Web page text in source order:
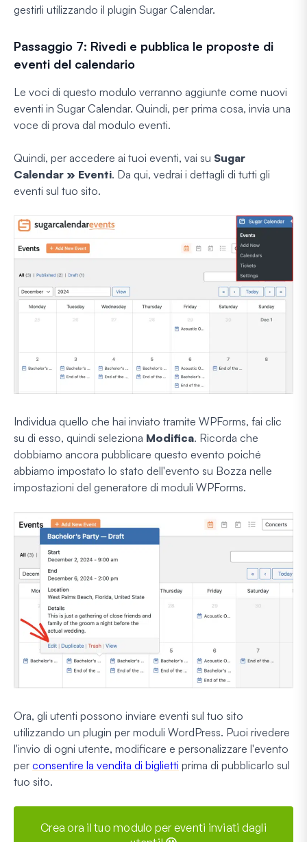
gestirli utilizzando il plugin Sugar Calendar.
Passaggio 7: Rivedi e pubblica le proposte di
eventi del calendario
Le voci di questo modulo verranno aggiunte come nuovi
eventi in Sugar Calendar. Quindi, per prima cosa, invia una
voce di prova dal modulo eventi.
Quindi, per accedere ai tuoi eventi, vai su Sugar
Calendar » Eventi. Da qui, vedrai i dettagli di tutti gli
eventi sul tuo sito.
Individua quello che hai inviato tramite WPForms, fai clic
su di esso, quindi seleziona Modifica. Ricorda che
dobbiamo ancora pubblicare questo evento poiché
abbiamo impostato lo stato dell'evento su Bozza nelle
impostazioni del generatore di moduli WPForms.
Ora, gli utenti possono inviare eventi sul tuo sito
utilizzando un plugin per moduli WordPress. Puoi rivedere
l'invio di ogni utente, modificare e personalizzare l'evento
per consentire la vendita di biglietti prima di pubblicarlo sul
tuo sito.
Crea ora il tuo modulo per eventi inviati dagli